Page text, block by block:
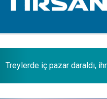
Treylerde iç pazar daraldı,